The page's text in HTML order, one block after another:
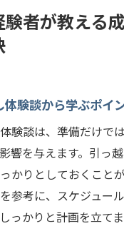
者が教える
験談から学ぶポイ
験談は、準備だけで
響を与えます。引っ
かりとしておくこと
参考に、スケジュー
っかりと計画を立てま